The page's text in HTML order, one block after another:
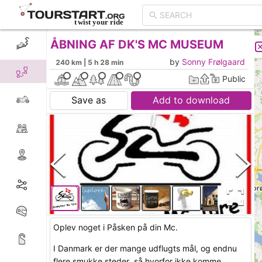
CREATE TOUR LIST
ÅBNING AF DK'S MC MUSEUM
240 km | 5 h 28 min by Sonny Frølgaard
Public
Save as Add to download
Oplev noget i Påsken på din Mc.
I Danmark er der mange udflugts mål, og endnu